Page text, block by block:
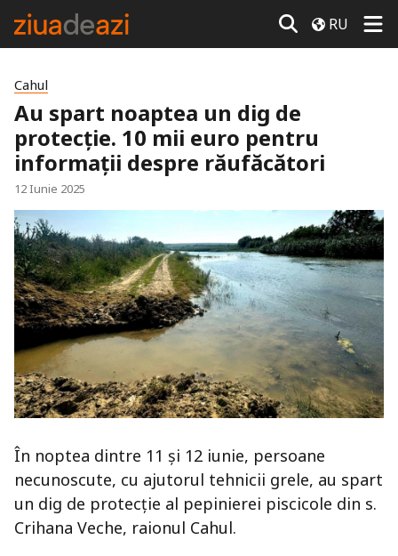
RU
Cahul
Au spart noaptea un dig de
protecție. 10 mii euro pentru
informații despre răufăcători
12 Iunie 2025
În noptea dintre 11 și 12 iunie, persoane
necunoscute, cu ajutorul tehnicii grele, au spart
un dig de protecție al pepinierei piscicole din s.
Crihana Veche, raionul Cahul.